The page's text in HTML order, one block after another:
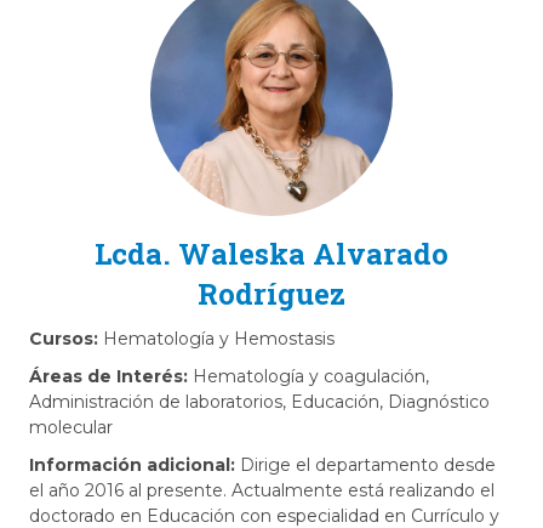
Lcda. Waleska Alvarado
Rodríguez
Cursos: Hematología y Hemostasis
Áreas de Interés: Hematología y coagulación,
Administración de laboratorios, Educación, Diagnóstico
molecular
Información adicional: Dirige el departamento desde
el año 2016 al presente. Actualmente está realizando el
doctorado en Educación con especialidad en Currículo y